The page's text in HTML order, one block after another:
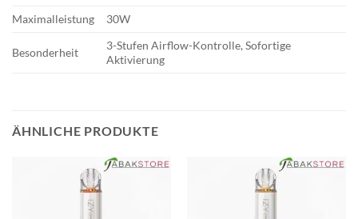
Maximalleistung
30W
Besonderheit
3-Stufen Airflow-Kontrolle, Sofortige
Aktivierung
ÄHNLICHE PRODUKTE